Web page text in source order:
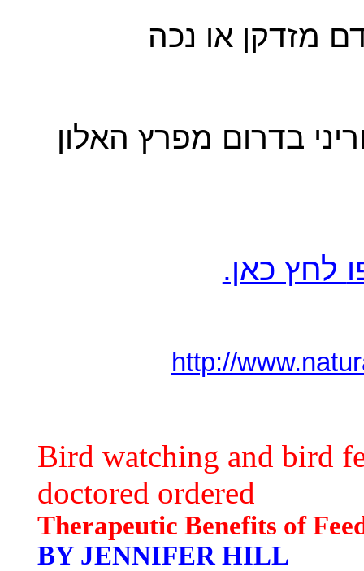
מזדקן או נכה
בדרום מפרץ האלון
לחץ כאן.
http://
Bird watching and bird
doctored ordered
Therapeutic Benefits of
BY JENNIFER HILL